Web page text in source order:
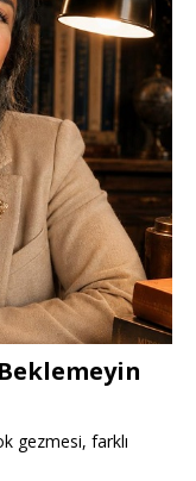
gezmesi, farklı